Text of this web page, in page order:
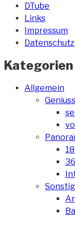
DTube
Links
Impressum
Datenschutz
Kategorien
Allgemein